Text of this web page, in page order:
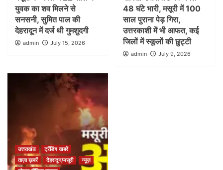
युवक का शव मिलने से
सनसनी, सुमित पाल की
देहरादून में दर्ज थी गुमशुदगी
admin July 15, 2026
48 घंटे भारी, मसूरी में 100
साल पुराना पेड़ गिरा,
उत्तरकाशी में भी आफत, कई
जिलों में स्कूलों की छुट्टी
admin July 9, 2026
उत्तराखंड
ट्रेंडिंग खबरें
ताज़ा ख़बरें
देहरादून/मसूरी
न्यूज़